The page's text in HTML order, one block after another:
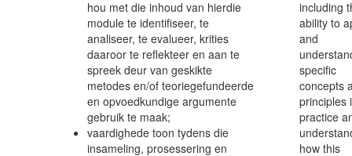
hou met die inhoud van hierdie
module te identifiseer, te
analiseer, te evalueer, krities
daaroor te reflekteer en aan te
spreek deur van geskikte
metodes en/of teoriegefundeerde
en opvoedkundige argumente
gebruik te maak;
vaardighede toon tydens die
insameling, prosessering en
including
ability to
and
specific
concepts
principles
practice
how this